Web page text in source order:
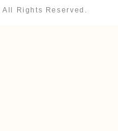
Rights Reserved.